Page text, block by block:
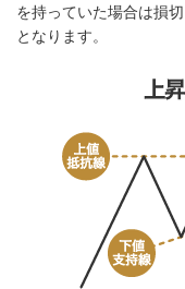
を持っていた場合は損
となります。